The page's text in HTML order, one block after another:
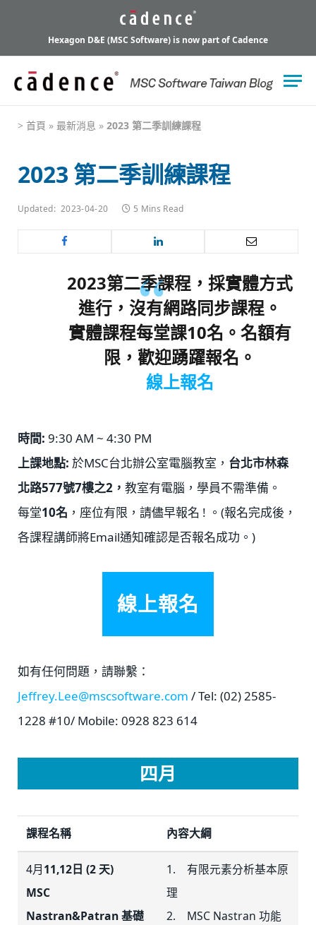
Hexagon D&E (MSC Software) is now part of Cadence
> 首頁 » 最新消息 » 2023 第二季訓練課程
2023 第二季訓練課程
Updated: 2023-04-20 5 Mins Read
2023第二季課程，採實體方式
進行，沒有網路同步課程。
實體課程每堂課10名。名額有
限，歡迎踴躍報名。
線上報名
時間: 9:30 AM ~ 4:30 PM
上課地點: 於MSC台北辦公室電腦教室， 台北市林森
北路577號7樓之2， 教室有電腦，學員不需準備。
每堂10名 ，座位有限，請儘早報名 ! 。(報名完成後，
各課程講師將Email通知確認是否報名成功。)
線上報名
如有任何問題，請聯繫：
Jeffrey.Lee@mscsoftware.com / Tel: (02) 2585-
1228 #10/ Mobile: 0928 823 614
四月
課程名稱 內容大綱
4月11,12日 (2 天)
MSC
Nastran&Patran 基礎
1. 有限元素分析基本原
理
2. MSC Nastran 功能